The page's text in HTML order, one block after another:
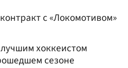
с «Локомотивом»
хоккеистом
сезоне